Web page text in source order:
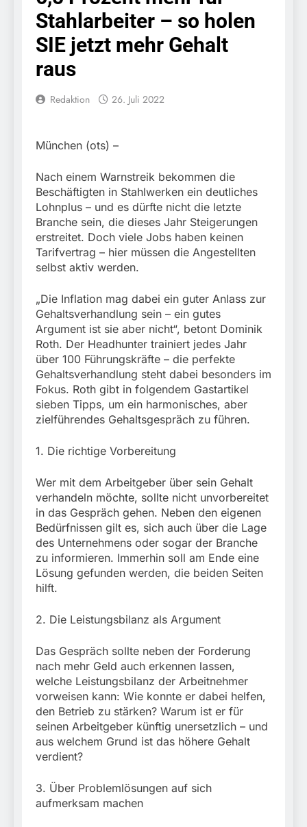
Knopfdruck / Schnelle
Festnahme nach
sexueller Belästigung
Bundespolizeidirektion
München: Bundespolizei
kontrolliert
7. August 2026
festgenommen als die
Reise nach Ungarn
fest
6. August 2026
Fundtier
Schrotthändler
erschleicht rund 45.000
Euro Sozialleistungen
Ermittlungen der
Finanzkontrolle
Schwarzarbeit führen zu
rechtskräftiger
Verurteilung wegen
6. August 2026
Bundespolizeidirektion
München: Europaweit
gesuchtes Mitglied einer
kriminellen Vereinigung
geht ins Netz –
Bundespolizei vollstreckt
Auslieferungshaftbefehl
6. August 2026
Bundespolizeidirektion
München: Update zu den
Saarbrücken
Bundespolizeidirektion
München:
Beinahekollision an
Bahnübergang in Aubing
/ Bundespolizei ermittelt
wegen gefährlichen
Eingriffs in den
Bahnverkehr
5. August 2026
Stahlarbeiter – so holen
SIE jetzt mehr Gehalt
raus
Redaktion 26. Juli 2022
München (ots) –
Nach einem Warnstreik bekommen die
Beschäftigten in Stahlwerken ein deutliches
Lohnplus – und es dürfte nicht die letzte
Branche sein, die dieses Jahr Steigerungen
erstreitet. Doch viele Jobs haben keinen
Tarifvertrag – hier müssen die Angestellten
selbst aktiv werden.
„Die Inflation mag dabei ein guter Anlass zur
Gehaltsverhandlung sein – ein gutes
Argument ist sie aber nicht“, betont Dominik
Roth. Der Headhunter trainiert jedes Jahr
über 100 Führungskräfte – die perfekte
Gehaltsverhandlung steht dabei besonders im
Fokus. Roth gibt in folgendem Gastartikel
sieben Tipps, um ein harmonisches, aber
zielführendes Gehaltsgespräch zu führen.
1. Die richtige Vorbereitung
Wer mit dem Arbeitgeber über sein Gehalt
verhandeln möchte, sollte nicht unvorbereitet
in das Gespräch gehen. Neben den eigenen
Bedürfnissen gilt es, sich auch über die Lage
des Unternehmens oder sogar der Branche
zu informieren. Immerhin soll am Ende eine
Lösung gefunden werden, die beiden Seiten
hilft.
2. Die Leistungsbilanz als Argument
Das Gespräch sollte neben der Forderung
nach mehr Geld auch erkennen lassen,
welche Leistungsbilanz der Arbeitnehmer
vorweisen kann: Wie konnte er dabei helfen,
den Betrieb zu stärken? Warum ist er für
seinen Arbeitgeber künftig unersetzlich – und
aus welchem Grund ist das höhere Gehalt
verdient?
3. Über Problemlösungen auf sich
aufmerksam machen